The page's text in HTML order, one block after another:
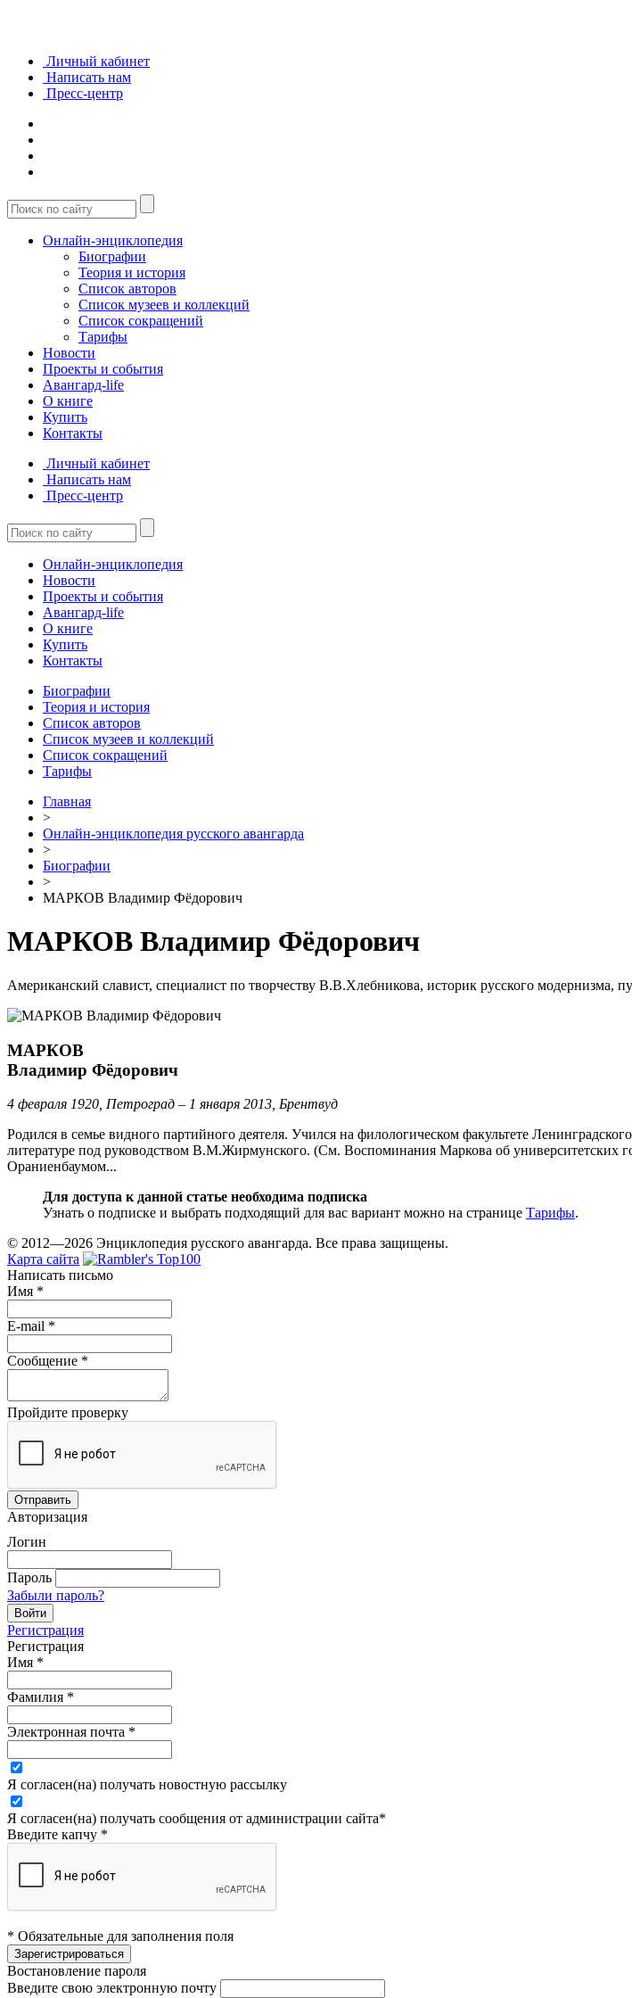
Личный кабинет
Написать нам
Пресс-центр
Онлайн-энциклопедия
Биографии
Теория и история
Список авторов
Список музеев и коллекций
Список сокращений
Тарифы
Новости
Проекты и события
Авангард-life
О книге
Купить
Контакты
Личный кабинет
Написать нам
Пресс-центр
Онлайн-энциклопедия
Новости
Проекты и события
Авангард-life
О книге
Купить
Контакты
Биографии
Теория и история
Список авторов
Список музеев и коллекций
Список сокращений
Тарифы
Главная
>
Онлайн-энциклопедия русского авангарда
>
Биографии
>
МАРКОВ Владимир Фёдорович
МАРКОВ Владимир Фёдорович
Американский славист, специалист по творчеству В.В.Хлебникова, историк русского модернизма,
МАРКОВ
Владимир Фёдорович
4 февраля 1920, Петроград – 1 января 2013, Брентвуд
Родился в семье видного партийного деятеля. Учился на филологическом факультете
литературе под руководством В.М.Жирмунского. (См. Воспоминания Маркова об
Ораниенбаумом...
Для доступа к данной статье необходима подписка
Узнать о подписке и выбрать подходящий для вас вариант можно на странице Тарифы.
© 2012—2026 Энциклопедия русского авангарда. Все права защищены.
Карта сайта
Написать письмо
Имя *
E-mail *
Сообщение *
Пройдите проверку
Авторизация
Логин
Пароль
Забыли пароль?
Регистрация
Регистрация
Имя *
Фамилия *
Электронная почта *
Я согласен(на) получать новостную рассылку
Я согласен(на) получать сообщения от администрации сайта*
Введите капчу *
* Обязательные для заполнения поля
Востановление пароля
Введите свою электронную почту